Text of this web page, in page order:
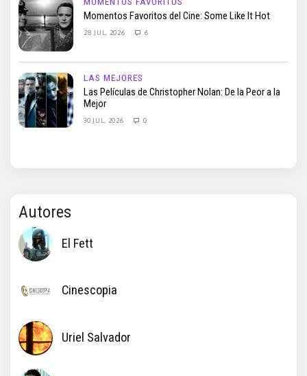
Momentos Favoritos del Cine: Some Like It Hot
28 JUL, 2026 6
LAS MEJORES
Las Películas de Christopher Nolan: De la Peor a la
Mejor
30 JUL, 2026 0
Autores
El Fett
Cinescopia
Uriel Salvador